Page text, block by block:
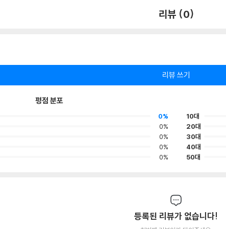
리뷰 (0)
리뷰 쓰기
평점 분포
0%
0%
0%
0%
0%
10대
20대
30대
40대
50대
등록된 리뷰가 없습니다!